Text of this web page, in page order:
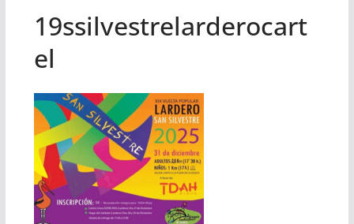
19ssilvestrelarderocart
el